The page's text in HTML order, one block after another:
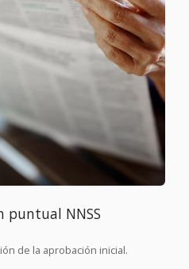
puntual NNSS
de la aprobación inicial.